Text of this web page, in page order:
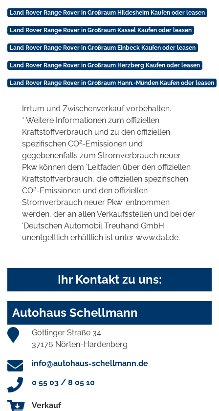
Land Rover Range Rover in Großraum Hildesheim Kaufen oder leasen
Land Rover Range Rover in Großraum Kassel Kaufen oder leasen
Land Rover Range Rover in Großraum Einbeck Kaufen oder leasen
Land Rover Range Rover in Großraum Herzberg Kaufen oder leasen
Land Rover Range Rover in Großraum Hann.-Münden Kaufen oder leasen
Irrtum und Zwischenverkauf vorbehalten.
* Weitere Informationen zum offiziellen
Kraftstoffverbrauch und zu den offiziellen
spezifischen CO2-Emissionen und
gegebenenfalls zum Stromverbrauch neuer
Pkw können dem 'Leitfaden über den offiziellen
Kraftstoffverbrauch, die offiziellen spezifischen
CO2-Emissionen und den offiziellen
Stromverbrauch neuer Pkw' entnommen
werden, der an allen Verkaufsstellen und bei der
'Deutschen Automobil Treuhand GmbH'
unentgeltlich erhältlich ist unter www.dat.de.
Ihr Kontakt zu uns:
Autohaus Schellmann
Göttinger Straße 34
37176 Nörten-Hardenberg
info@autohaus-schellmann.de
0 55 03 / 8 05 10
Verkauf